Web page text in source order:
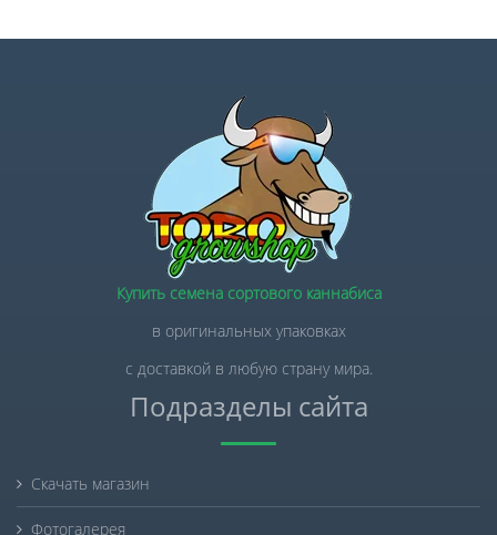
Купить семена сортового каннабиса
в оригинальных упаковках
с доставкой в любую страну мира.
Подразделы сайта
Скачать магазин
Фотогалерея